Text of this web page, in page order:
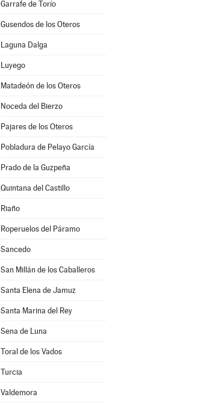
Garrafe de Torío
Gusendos de los Oteros
Laguna Dalga
Luyego
Matadeón de los Oteros
Noceda del Bierzo
Pajares de los Oteros
Pobladura de Pelayo García
Prado de la Guzpeña
Quintana del Castillo
Riaño
Roperuelos del Páramo
Sancedo
San Millán de los Caballeros
Santa Elena de Jamuz
Santa Marina del Rey
Sena de Luna
Toral de los Vados
Turcia
Valdemora